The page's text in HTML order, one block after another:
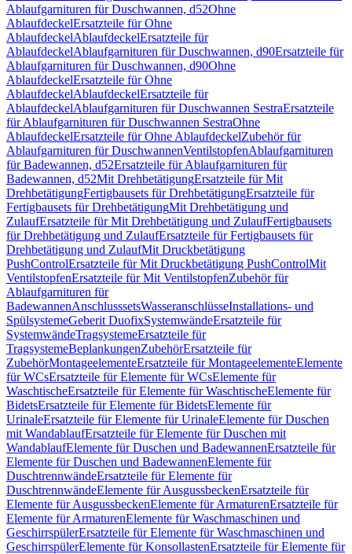
Ablaufgarnituren für Duschwannen, d52Ohne
AblaufdeckelErsatzteile für Ohne
AblaufdeckelAblaufdeckelErsatzteile für
AblaufdeckelAblaufgarnituren für Duschwannen, d90Ersatzteile für
Ablaufgarnituren für Duschwannen, d90Ohne
AblaufdeckelErsatzteile für Ohne
AblaufdeckelAblaufdeckelErsatzteile für
AblaufdeckelAblaufgarnituren für Duschwannen SestraErsatzteile
für Ablaufgarnituren für Duschwannen SestraOhne
AblaufdeckelErsatzteile für Ohne AblaufdeckelZubehör für
Ablaufgarnituren für DuschwannenVentilstopfenAblaufgarnituren
für Badewannen, d52Ersatzteile für Ablaufgarnituren für
Badewannen, d52Mit DrehbetätigungErsatzteile für Mit
DrehbetätigungFertigbausets für DrehbetätigungErsatzteile für
Fertigbausets für DrehbetätigungMit Drehbetätigung und
ZulaufErsatzteile für Mit Drehbetätigung und ZulaufFertigbausets
für Drehbetätigung und ZulaufErsatzteile für Fertigbausets für
Drehbetätigung und ZulaufMit Druckbetätigung
PushControlErsatzteile für Mit Druckbetätigung PushControlMit
VentilstopfenErsatzteile für Mit VentilstopfenZubehör für
Ablaufgarnituren für
BadewannenAnschlusssetsWasseranschlüsseInstallations- und
SpülsystemeGeberit DuofixSystemwändeErsatzteile für
SystemwändeTragsystemeErsatzteile für
TragsystemeBeplankungenZubehörErsatzteile für
ZubehörMontageelementeErsatzteile für MontageelementeElemente
für WCsErsatzteile für Elemente für WCsElemente für
WaschtischeErsatzteile für Elemente für WaschtischeElemente für
BidetsErsatzteile für Elemente für BidetsElemente für
UrinaleErsatzteile für Elemente für UrinaleElemente für Duschen
mit WandablaufErsatzteile für Elemente für Duschen mit
WandablaufElemente für Duschen und BadewannenErsatzteile für
Elemente für Duschen und BadewannenElemente für
DuschtrennwändeErsatzteile für Elemente für
DuschtrennwändeElemente für AusgussbeckenErsatzteile für
Elemente für AusgussbeckenElemente für ArmaturenErsatzteile für
Elemente für ArmaturenElemente für Waschmaschinen und
GeschirrspülerErsatzteile für Elemente für Waschmaschinen und
GeschirrspülerElemente für KonsollastenErsatzteile für Elemente für